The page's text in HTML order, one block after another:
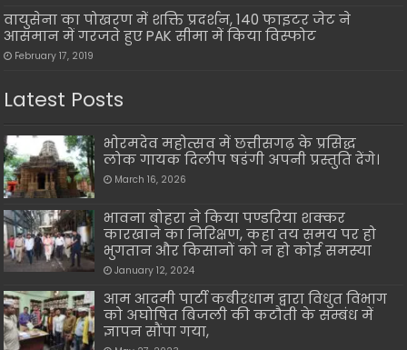
वायुसेना का पोखरण में शक्ति प्रदर्शन, 140 फाइटर जेट ने
आसमान में गरजते हुए PAK सीमा में किया विस्फोट
February 17, 2019
Latest Posts
भोरमदेव महोत्सव में छत्तीसगढ़ के प्रसिद्ध
लोक गायक दिलीप षडंगी अपनी प्रस्तुति देंगे।
March 16, 2026
भावना बोहरा ने किया पण्डरिया शक्कर
कारखाने का निरिक्षण, कहा तय समय पर हो
भुगतान और किसानों को न हो कोई समस्या
January 12, 2024
आम आदमी पार्टी कबीरधाम द्वारा विधुत विभाग
को अघोषित बिजली की कटौती के सम्बंध में
ज्ञापन सौंपा गया,